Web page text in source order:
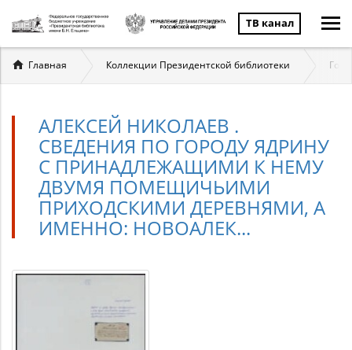
ТВ канал
Вы
здесь
Главная Коллекции Президентской библиотеки
АЛЕКСЕЙ НИКОЛАЕВ .
СВЕДЕНИЯ ПО ГОРОДУ ЯДРИНУ
С ПРИНАДЛЕЖАЩИМИ К НЕМУ
ДВУМЯ ПОМЕЩИЧЬИМИ
ПРИХОДСКИМИ ДЕРЕВНЯМИ, А
ИМЕННО: НОВОАЛЕК...